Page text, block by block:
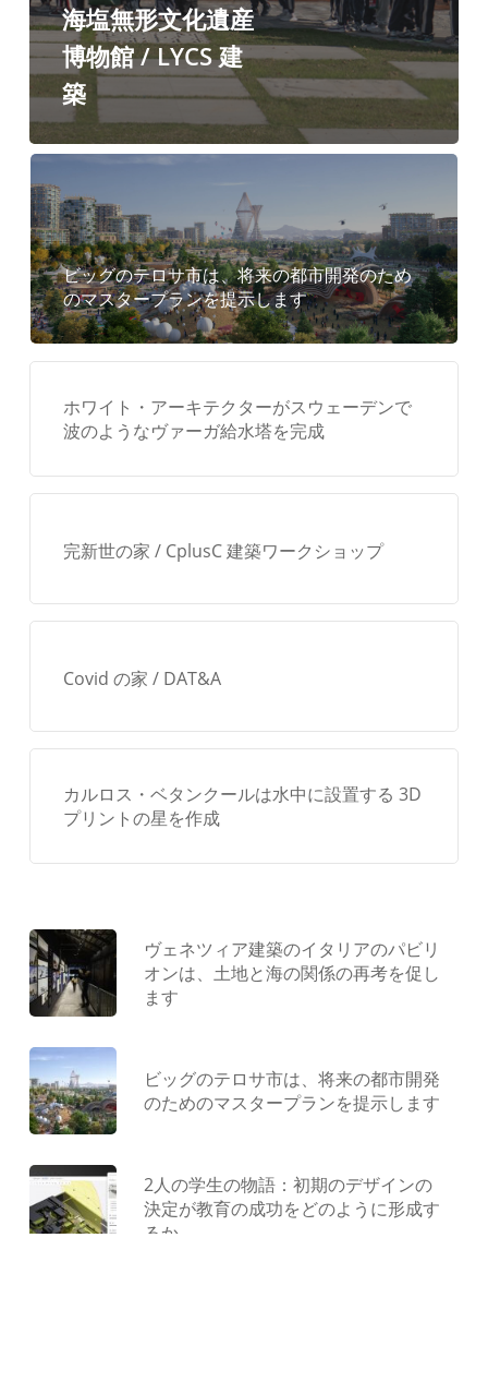
海塩無形文化遺産
博物館 / LYCS 建
築
ビッグのテロサ市は、将来の都市開発のため
のマスタープランを提示します
ホワイト・アーキテクターがスウェーデンで
波のようなヴァーガ給水塔を完成
完新世の家 / CplusC 建築ワークショップ
Covid の家 / DAT&A
カルロス・ベタンクールは水中に設置する 3D
プリントの星を作成
ヴェネツィア建築のイタリアのパビリ
オンは、土地と海の関係の再考を促し
ます
ビッグのテロサ市は、将来の都市開発
のためのマスタープランを提示します
2人の学生の物語：初期のデザインの
決定が教育の成功をどのように形成す
るか